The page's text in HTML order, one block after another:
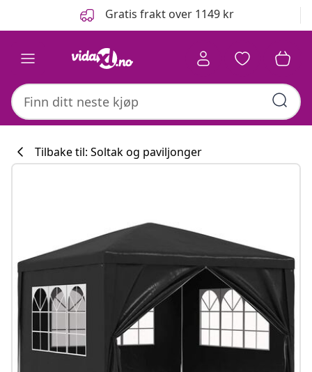
Gratis frakt over 1149 kr
Tilbake til: Soltak og paviljonger